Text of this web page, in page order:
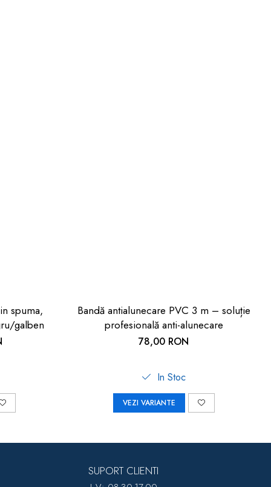
spuma,
galben
Bandă antialunecare PVC 3 m – soluție
profesională anti-alunecare
78,00 RON
In Stoc
VEZI VARIANTE
SUPORT CLIENTI